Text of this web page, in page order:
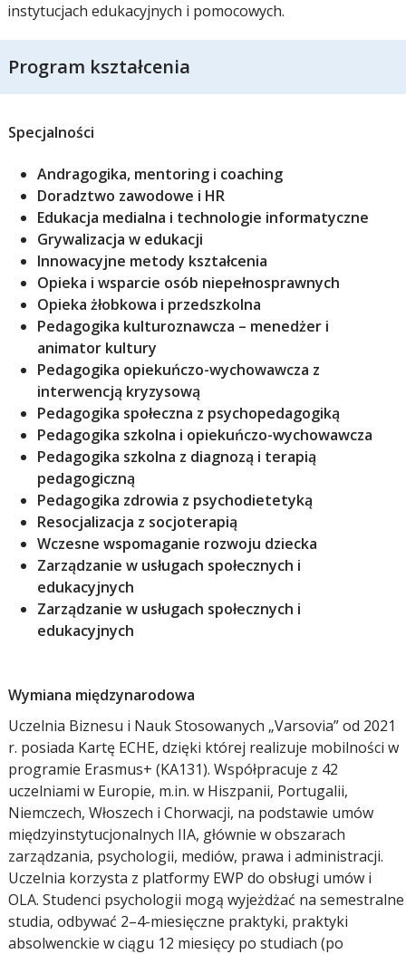
instytucjach edukacyjnych i pomocowych.
Program kształcenia
Specjalności
Andragogika, mentoring i coaching
Doradztwo zawodowe i HR
Edukacja medialna i technologie informatyczne
Grywalizacja w edukacji
Innowacyjne metody kształcenia
Opieka i wsparcie osób niepełnosprawnych
Opieka żłobkowa i przedszkolna
Pedagogika kulturoznawcza – menedżer i
animator kultury
Pedagogika opiekuńczo-wychowawcza z
interwencją kryzysową
Pedagogika społeczna z psychopedagogiką
Pedagogika szkolna i opiekuńczo-wychowawcza
Pedagogika szkolna z diagnozą i terapią
pedagogiczną
Pedagogika zdrowia z psychodietetyką
Resocjalizacja z socjoterapią
Wczesne wspomaganie rozwoju dziecka
Zarządzanie w usługach społecznych i
edukacyjnych
Zarządzanie w usługach społecznych i
edukacyjnych
Wymiana międzynarodowa
Uczelnia Biznesu i Nauk Stosowanych „Varsovia” od 2021
r. posiada Kartę ECHE, dzięki której realizuje mobilności w
programie Erasmus+ (KA131). Współpracuje z 42
uczelniami w Europie, m.in. w Hiszpanii, Portugalii,
Niemczech, Włoszech i Chorwacji, na podstawie umów
międzyinstytucjonalnych IIA, głównie w obszarach
zarządzania, psychologii, mediów, prawa i administracji.
Uczelnia korzysta z platformy EWP do obsługi umów i
OLA. Studenci psychologii mogą wyjeżdżać na semestralne
studia, odbywać 2–4-miesięczne praktyki, praktyki
absolwenckie w ciągu 12 miesięcy po studiach (po